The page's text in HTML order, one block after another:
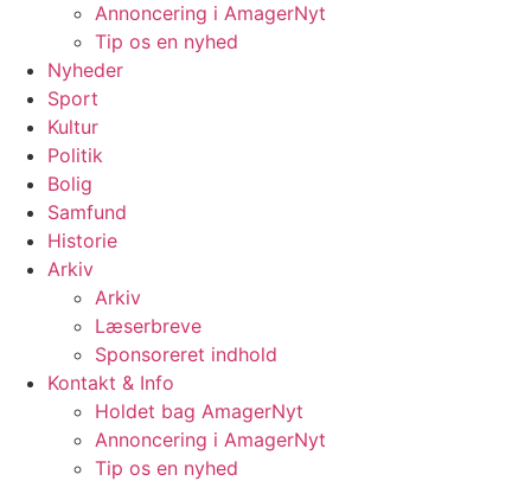
Annoncering i AmagerNyt
Tip os en nyhed
Nyheder
Sport
Kultur
Politik
Bolig
Samfund
Historie
Arkiv
Arkiv
Læserbreve
Sponsoreret indhold
Kontakt & Info
Holdet bag AmagerNyt
Annoncering i AmagerNyt
Tip os en nyhed